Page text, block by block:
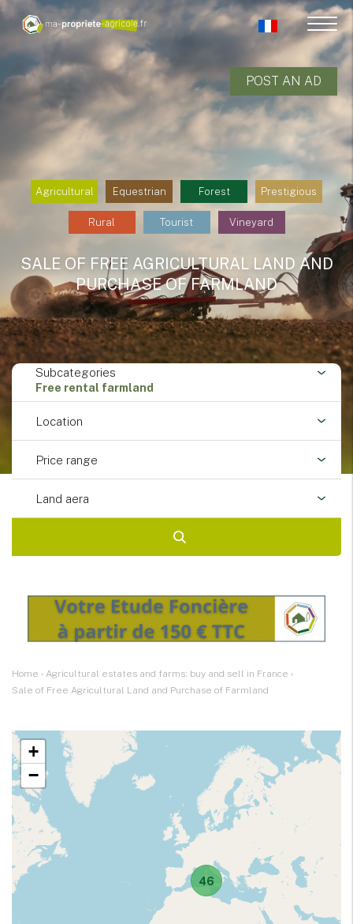
POST AN AD
Agricultural Equestrian Forest Prestigious
Rural Tourist Vineyard
SALE OF FREE AGRICULTURAL LAND AND
PURCHASE OF FARMLAND
Subcategories
Free rental farmland
Location
Price range
Land aera
Home › Agricultural estates and farms: buy and sell in France ›
Sale of Free Agricultural Land and Purchase of Farmland
46
+
−